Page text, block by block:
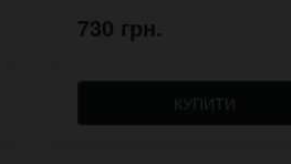
730 грн.
КУПИТИ